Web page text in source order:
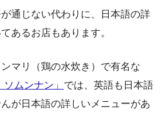
通じない代わりに、日本語の詳
あるお店もあります。
マリ（鶏の水炊き）で有名な
ムンナン」 では、英語も日本語
が日本語の詳しいメニューがあ